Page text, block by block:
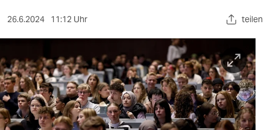
sport
berlin
nord
wahrheit
26.6.2024 11:12 Uhr teilen